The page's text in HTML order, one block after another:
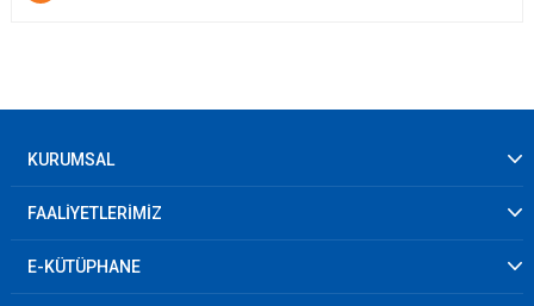
KURUMSAL
FAALİYETLERİMİZ
E-KÜTÜPHANE